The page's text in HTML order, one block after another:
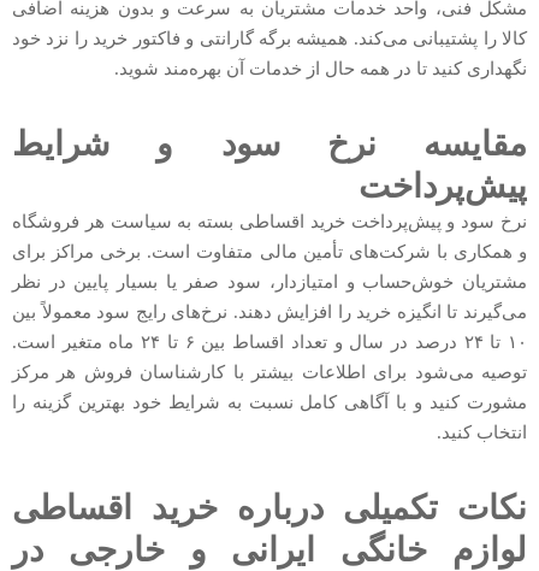
مشکل فنی، واحد خدمات مشتریان به سرعت و بدون هزینه اضافی
کالا را پشتیبانی می‌کند. همیشه برگه گارانتی و فاکتور خرید را نزد خود
نگهداری کنید تا در همه حال از خدمات آن بهره‌مند شوید.
مقایسه نرخ سود و شرایط
پیش‌پرداخت
نرخ سود و پیش‌پرداخت خرید اقساطی بسته به سیاست هر فروشگاه
و همکاری با شرکت‌های تأمین مالی متفاوت است. برخی مراکز برای
مشتریان خوش‌حساب و امتیازدار، سود صفر یا بسیار پایین در نظر
می‌گیرند تا انگیزه خرید را افزایش دهند. نرخ‌های رایج سود معمولاً بین
۱۰ تا ۲۴ درصد در سال و تعداد اقساط بین ۶ تا ۲۴ ماه متغیر است.
توصیه می‌شود برای اطلاعات بیشتر با کارشناسان فروش هر مرکز
مشورت کنید و با آگاهی کامل نسبت به شرایط خود بهترین گزینه را
انتخاب کنید.
نکات تکمیلی درباره خرید اقساطی
لوازم خانگی ایرانی و خارجی در